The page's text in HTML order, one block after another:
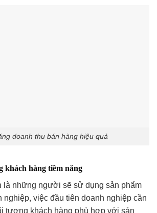
doanh thu bán hàng hiệu quả
khách hàng tiềm năng
là những người sẽ sử dụng sản phẩm
nghiệp, việc đầu tiên doanh nghiệp cần
tượng khách hàng phù hợp với sản